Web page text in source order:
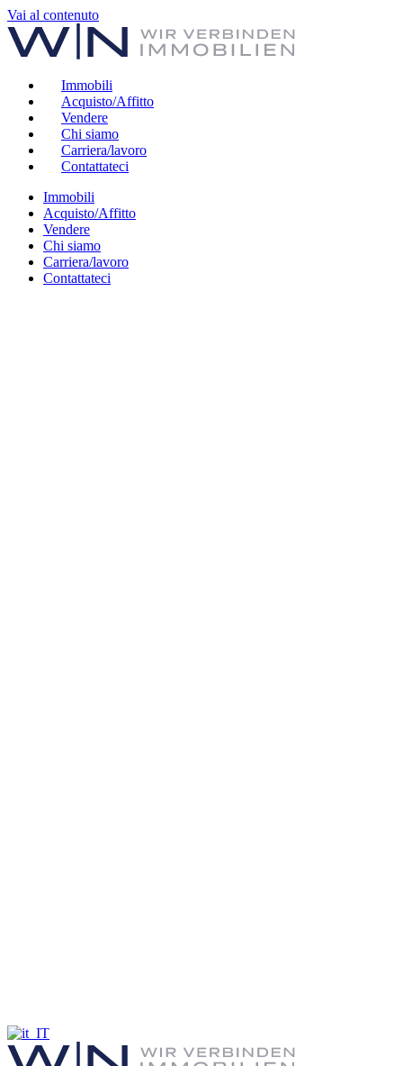
Vai al contenuto
Immobili
Acquisto/Affitto
Vendere
Chi siamo
Carriera/lavoro
Contattateci
Immobili
Acquisto/Affitto
Vendere
Chi siamo
Carriera/lavoro
Contattateci